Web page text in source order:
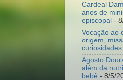
Cardeal
anos de
episcopal -
Vocação ao
origem,
curiosidades
Agosto
além da
bebê - 8/5/